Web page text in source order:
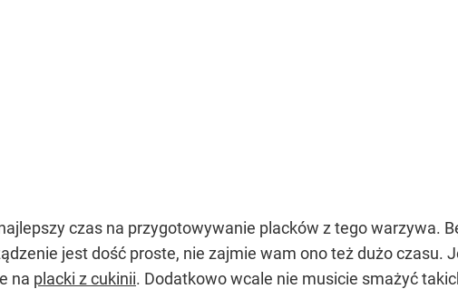
czas na przygotowywanie placków z tego warzywa.
jest dość proste, nie zajmie wam ono też dużo czasu.
na placki z cukinii. Dodatkowo wcale nie musicie smażyć